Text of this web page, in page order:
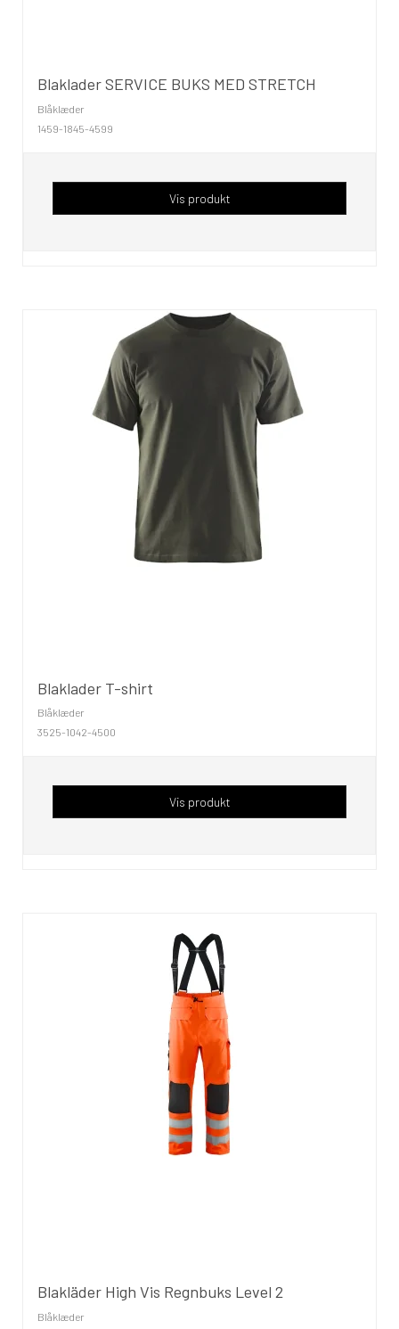
Blaklader SERVICE BUKS MED STRETCH
Blåklæder
1459-1845-4599
Vis produkt
Blaklader T-shirt
Blåklæder
3525-1042-4500
Vis produkt
Blakläder High Vis Regnbuks Level 2
Blåklæder